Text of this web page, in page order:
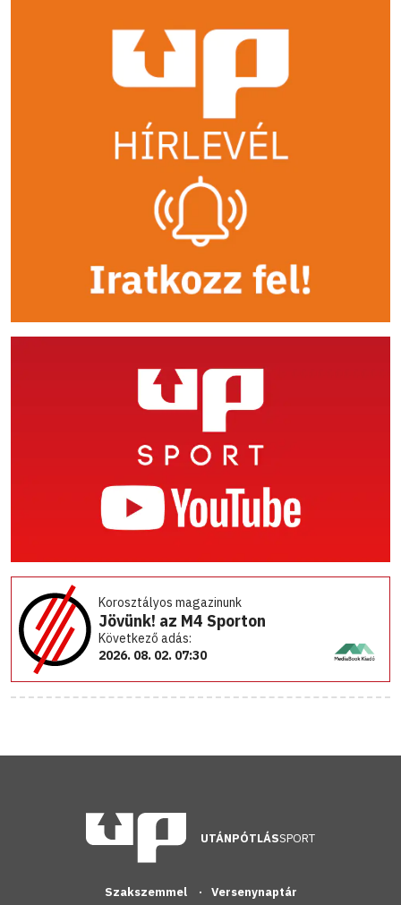
Korosztályos magazinunk
Jövünk! az M4 Sporton
Következő adás:
2026. 08. 02. 07:30
UTÁNPÓTLÁSSPORT
Szakszemmel Versenynaptár